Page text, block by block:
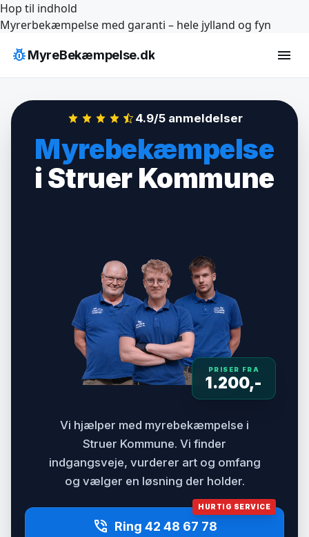
Hop til indhold
Myrerbekæmpelse med garanti – hele jylland og fyn
pest_controlMyreBekæmpelse.dk menu
4.9/5 anmeldelser
Myrebekæmpelse
i Struer Kommune
PRISER FRA
1.200,-
Vi hjælper med myrebekæmpelse i
Struer Kommune. Vi finder
indgangsveje, vurderer art og omfang
og vælger en løsning der holder.
HURTIG SERVICE
phone_in_talk Ring 42 48 67 78